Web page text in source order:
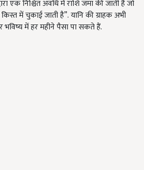
एक निश्चित अवधि में राशि जमा की जाती है जो
में चुकाई जाती है”. यानि की ग्राहक अभी
में हर महीने पैसा पा सकते हैं.